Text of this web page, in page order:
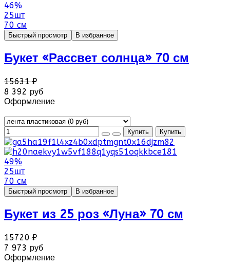
46%
25шт
70 см
Быстрый просмотр В избранное
Букет «Рассвет солнца» 70 см
15631 ₽
8 392 руб
Оформление
49%
25шт
70 см
Быстрый просмотр В избранное
Букет из 25 роз «Луна» 70 см
15720 ₽
7 973 руб
Оформление